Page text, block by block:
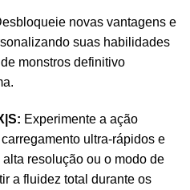
novas vantagens e
suas habilidades
monstros definitivo
Experimente a ação
ultra-rápidos e
resolução ou o modo de
a fluidez total durante os